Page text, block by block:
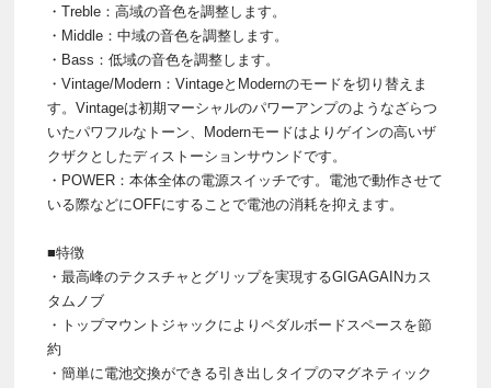
・Treble：高域の音色を調整します。
・Middle：中域の音色を調整します。
・Bass：低域の音色を調整します。
・Vintage/Modern：VintageとModernのモードを切り替えま
す。Vintageは初期マーシャルのパワーアンプのようなざらつ
いたパワフルなトーン、Modernモードはよりゲインの高いザ
クザクとしたディストーションサウンドです。
・POWER：本体全体の電源スイッチです。電池で動作させて
いる際などにOFFにすることで電池の消耗を抑えます。
■特徴
・最高峰のテクスチャとグリップを実現するGIGAGAINカス
タムノブ
・トップマウントジャックによりペダルボードスペースを節
約
・簡単に電池交換ができる引き出しタイプのマグネティック